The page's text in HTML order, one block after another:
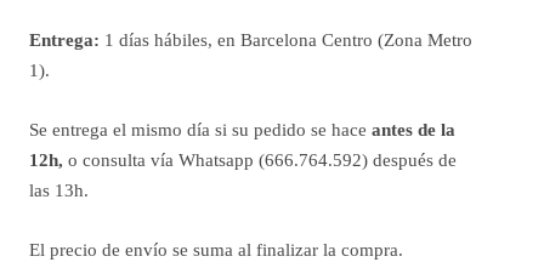
Entrega: 1 días hábiles, en Barcelona Centro (Zona Metro
1).
Se entrega el mismo día si su pedido se hace antes de la
12h, o consulta vía Whatsapp (666.764.592) después de
las 13h.
El precio de envío se suma al finalizar la compra.